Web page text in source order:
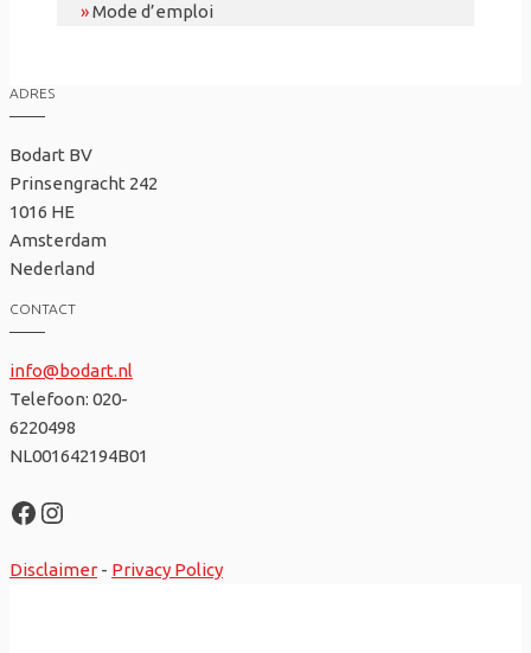
»Mode d’emploi
ADRES
Bodart BV
Prinsengracht 242
1016 HE
Amsterdam
Nederland
CONTACT
info@bodart.nl
Telefoon: 020-
6220498
NL001642194B01
Facebook
Instagram
Disclaimer - Privacy Policy